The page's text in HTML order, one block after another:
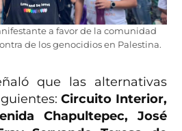
a favor de la comunidad
de los genocidios en Palestina.
que las alternativas
Circuito Interior,
Chapultepec, José